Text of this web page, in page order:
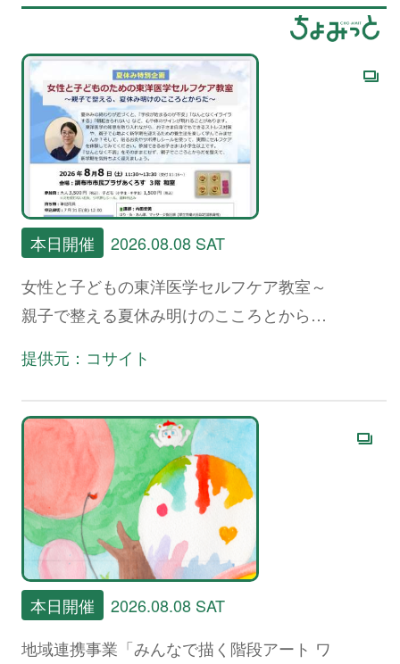
本日開催
2026.08.08 SAT
女性と子どもの東洋医学セルフケア教室～
親子で整える夏休み明けのこころとからだ
提供元：コサイト
本日開催
2026.08.08 SAT
地域連携事業「みんなで描く階段アート ワ